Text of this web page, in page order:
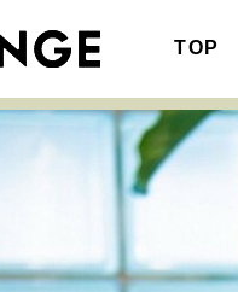
TOP
目の記事テーマで探す